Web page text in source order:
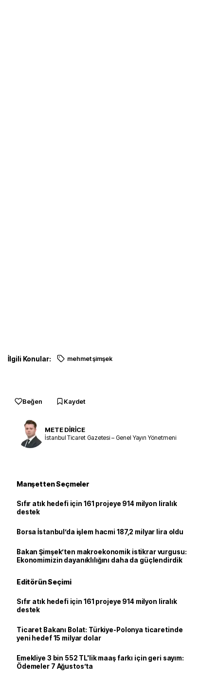
İlgili Konular: mehmet şimşek
Beğen Kaydet
METE DİRİCE
İstanbul Ticaret Gazetesi – Genel Yayın Yönetmeni
Manşetten Seçmeler
Sıfır atık hedefi için 161 projeye 914 milyon liralık
destek
Borsa İstanbul’da işlem hacmi 187,2 milyar lira oldu
Bakan Şimşek’ten makroekonomik istikrar vurgusu:
Ekonomimizin dayanıklılığını daha da güçlendirdik
Editörün Seçimi
Sıfır atık hedefi için 161 projeye 914 milyon liralık
destek
Ticaret Bakanı Bolat: Türkiye-Polonya ticaretinde
yeni hedef 15 milyar dolar
Emekliye 3 bin 552 TL'lik maaş farkı için geri sayım:
Ödemeler 7 Ağustos’ta